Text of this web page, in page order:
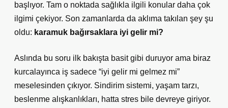
başlıyor. Tam o noktada sağlıkla ilgili konular daha çok
ilgimi çekiyor. Son zamanlarda da aklıma takılan şey şu
oldu: karamuk bağırsaklara iyi gelir mi?
Aslında bu soru ilk bakışta basit gibi duruyor ama biraz
kurcalayınca iş sadece “iyi gelir mi gelmez mi”
meselesinden çıkıyor. Sindirim sistemi, yaşam tarzı,
beslenme alışkanlıkları, hatta stres bile devreye giriyor.